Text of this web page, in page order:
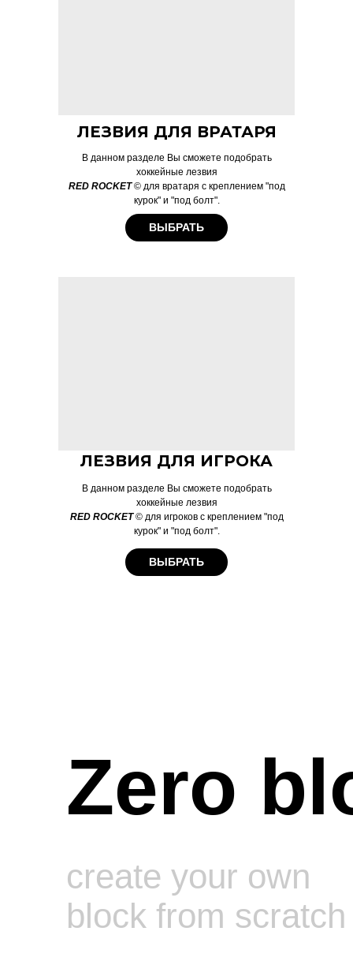
ЛЕЗВИЯ ДЛЯ ВРАТАРЯ
В данном разделе Вы сможете подобрать
хоккейные лезвия
RED ROCKET© для вратаря с креплением "под
курок" и "под болт".
ЛЕЗВИЯ ДЛЯ ИГРОКА
В данном разделе Вы сможете подобрать
хоккейные лезвия
RED ROCKET© для игроков с креплением "под
курок" и "под болт".
ВЫБРАТЬ
ВЫБРАТЬ
Zero
create your own
block from scratch